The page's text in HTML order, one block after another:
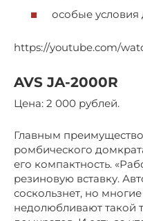
особые условия
https://youtube.com/
AVS JA-2000R
Цена: 2 000 рублей.
Главным
ромбического
его компактность.
резиновую вставку.
соскользнет, но
недолюбливают такой